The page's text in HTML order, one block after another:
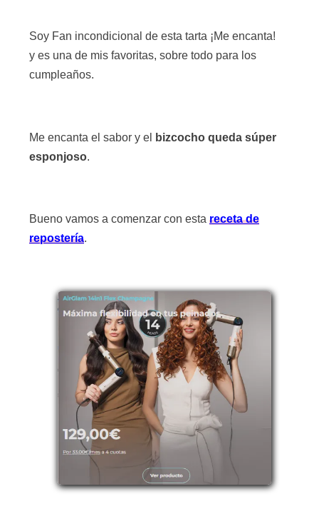
Soy Fan incondicional de esta tarta ¡Me encanta!
y es una de mis favoritas, sobre todo para los
cumpleaños.
Me encanta el sabor y el
bizcocho queda súper
esponjoso.
Bueno vamos a comenzar con esta receta de
repostería.